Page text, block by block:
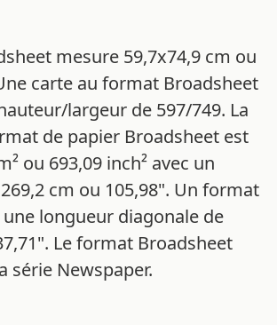
mesure 59,7x74,9 cm ou
carte au format Broadsheet
largeur de 597/749. La
de papier Broadsheet est
ou 693,09 inch² avec un
cm ou 105,98". Un format
longueur diagonale de
Le format Broadsheet
série Newspaper.